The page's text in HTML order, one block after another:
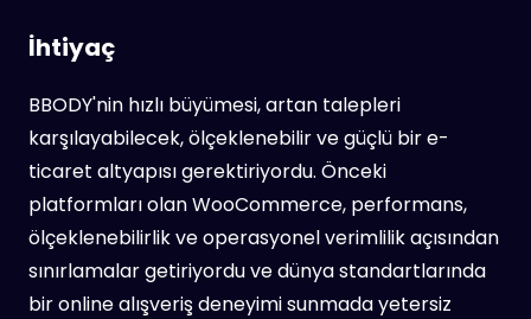
İhtiyaç
BBODY'nin hızlı büyümesi, artan talepleri
karşılayabilecek, ölçeklenebilir ve güçlü bir e-
ticaret altyapısı gerektiriyordu. Önceki
platformları olan WooCommerce, performans,
ölçeklenebilirlik ve operasyonel verimlilik açısından
sınırlamalar getiriyordu ve dünya standartlarında
bir online alışveriş deneyimi sunmada yetersiz